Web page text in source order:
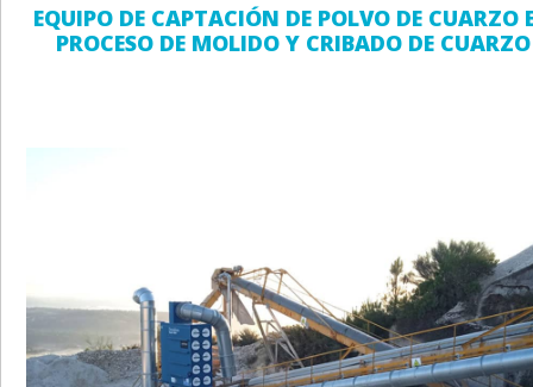
EQUIPO DE CAPTACIÓN DE POLVO DE CUARZO
PROCESO DE MOLIDO Y CRIBADO DE CUARZO